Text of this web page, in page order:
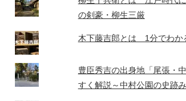
の剣豪・柳生三厳
木下藤吉郎とは 1分でわか
豊臣秀吉の出身地「尾張・
すく解説～中村公園の史跡